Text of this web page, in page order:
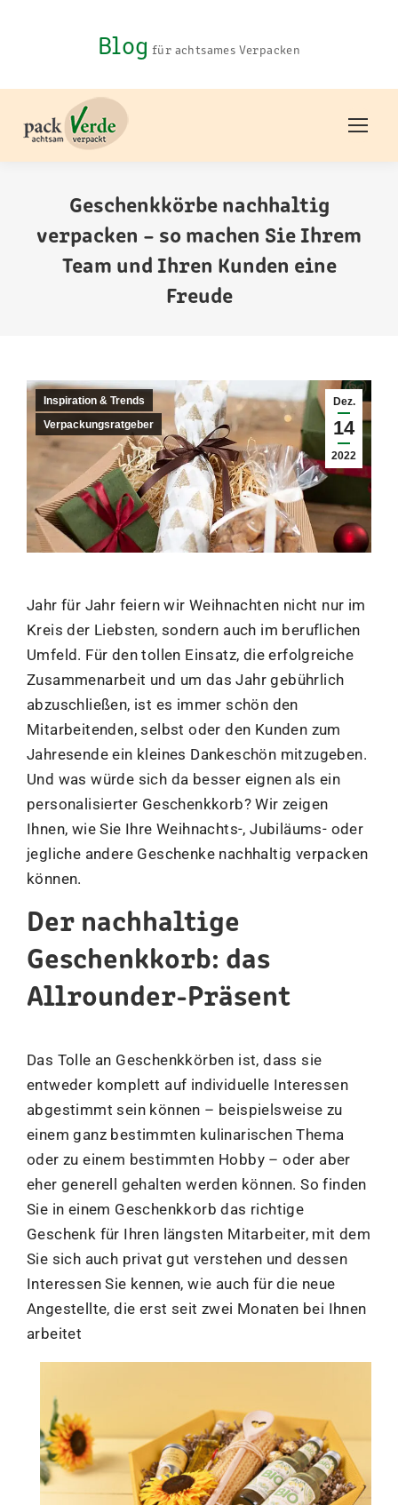
Blog für achtsames Verpacken
Geschenkkörbe nachhaltig
verpacken – so machen Sie Ihrem
Team und Ihren Kunden eine
Freude
Dez.
14
2022
Inspiration & Trends
Verpackungsratgeber
Jahr für Jahr feiern wir Weihnachten nicht nur im
Kreis der Liebsten, sondern auch im beruflichen
Umfeld. Für den tollen Einsatz, die erfolgreiche
Zusammenarbeit und um das Jahr gebührlich
abzuschließen, ist es immer schön den
Mitarbeitenden, selbst oder den Kunden zum
Jahresende ein kleines Dankeschön mitzugeben.
Und was würde sich da besser eignen als ein
personalisierter Geschenkkorb? Wir zeigen
Ihnen, wie Sie Ihre Weihnachts-, Jubiläums- oder
jegliche andere Geschenke nachhaltig verpacken
können.
Der nachhaltige
Geschenkkorb: das
Allrounder-Präsent
Das Tolle an Geschenkkörben ist, dass sie
entweder komplett auf individuelle Interessen
abgestimmt sein können – beispielsweise zu
einem ganz bestimmten kulinarischen Thema
oder zu einem bestimmten Hobby – oder aber
eher generell gehalten werden können. So finden
Sie in einem Geschenkkorb das richtige
Geschenk für Ihren längsten Mitarbeiter, mit dem
Sie sich auch privat gut verstehen und dessen
Interessen Sie kennen, wie auch für die neue
Angestellte, die erst seit zwei Monaten bei Ihnen
arbeitet